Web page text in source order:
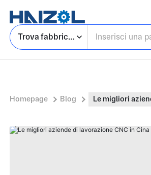
Trova fabbriche
Homepage Blog